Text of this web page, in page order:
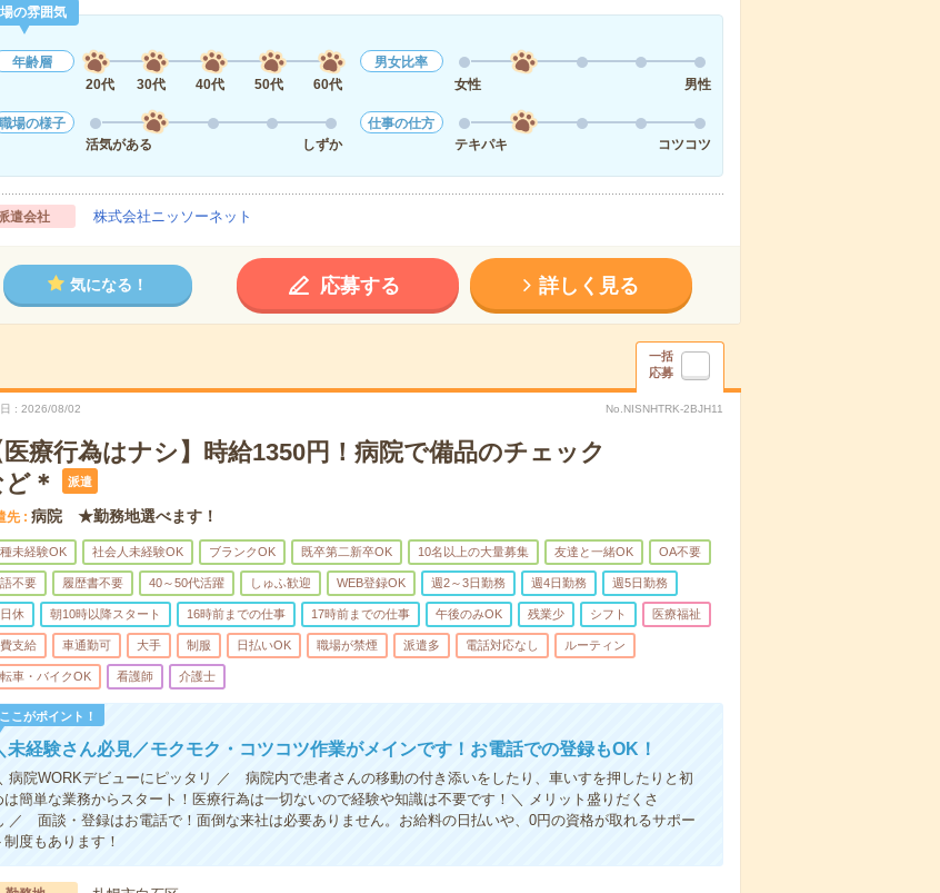
の雰囲気
年齢層
20代
30代 40代 50代 60代
男女比率
女性
男性
職場の様子
活気がある
しずか
仕事の仕方
テキパキ
コツコツ
遣会社 株式会社ニッソーネット
気になる！ 応募する 詳しく見る
一括
応募
2026/08/02 No.NISNHTRK-2BJH11
医療行為はナシ】時給1350円！病院で備品のチェック
＊
派遣
先 病院 ★勤務地選べます！
未経験OK 社会人未経験OK ブランクOK 既卒第二新卒OK 10名以上の大量募集 友達と一緒OK OA不要
不要 履歴書不要 40～50代活躍 しゅふ歓迎 WEB登録OK 週2～3日勤務 週4日勤務 週5日勤務
休 朝10時以降スタート 16時前までの仕事 17時前までの仕事 午後のみOK 残業少 シフト 医療福祉
支給 車通勤可 大手 制服 日払いOK 職場が禁煙 派遣多 電話対応なし ルーティン
車・バイクOK 看護師 介護士
ここがポイント！
未経験さん必見／モクモク・コツコツ作業がメインです！お電話での登録もOK！
病院WORKデビューにピッタリ ／ 病院内で患者さんの移動の付き添いをしたり、車いすを押したりと初
は簡単な業務からスタート！医療行為は一切ないので経験や知識は不要です！＼ メリット盛りだくさ
／ 面談・登録はお電話で！面倒な来社は必要ありません。お給料の日払いや、0円の資格が取れるサポー
制度もあります！